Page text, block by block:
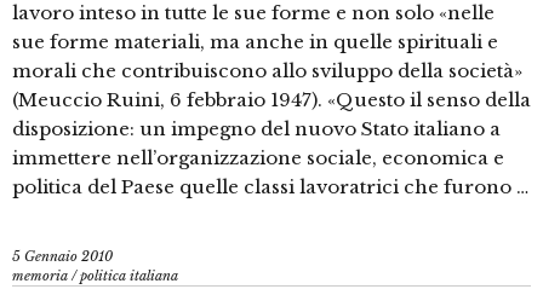
lavoro inteso in tutte le sue forme e non solo «nelle
sue forme materiali, ma anche in quelle spirituali e
morali che contribuiscono allo sviluppo della società»
(Meuccio Ruini, 6 febbraio 1947). «Questo il senso della
disposizione: un impegno del nuovo Stato italiano a
immettere nell’organizzazione sociale, economica e
politica del Paese quelle classi lavoratrici che furono …
5 Gennaio 2010
memoria /politica italiana